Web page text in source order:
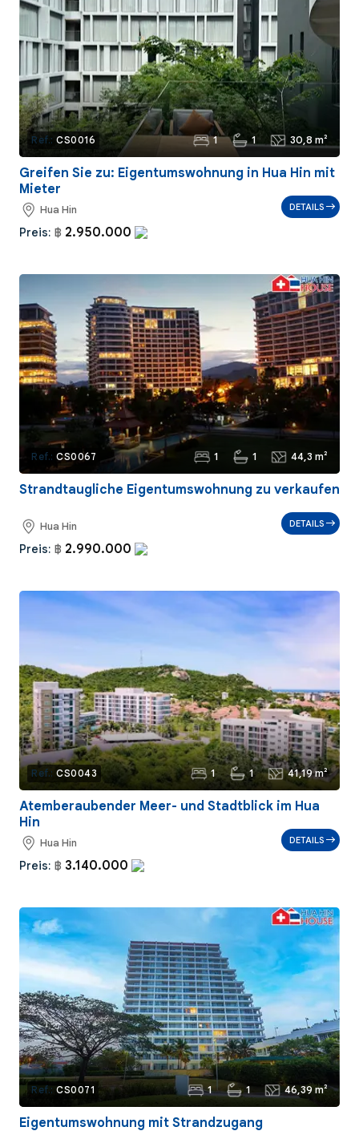
Ref.: CS0016 1 1 30,8 m²
Greifen Sie zu: Eigentumswohnung in Hua Hin mit
Mieter
Hua Hin
Preis: ฿ 2.950.000
DETAILS
Ref.: CS0067 1 1 44,3 m²
Strandtaugliche Eigentumswohnung zu verkaufen
Hua Hin
Preis: ฿ 2.990.000
DETAILS
Ref.: CS0043 1 1 41,19 m²
Atemberaubender Meer- und Stadtblick im Hua
Hin
Hua Hin
Preis: ฿ 3.140.000
DETAILS
Ref.: CS0071 1 1 46,39 m²
Eigentumswohnung mit Strandzugang